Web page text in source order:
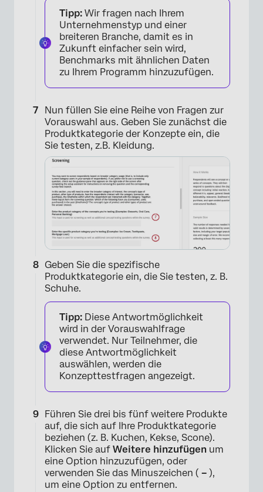
Tipp: Wir fragen nach Ihrem
Unternehmenstyp und einer
breiteren Branche, damit es in
Zukunft einfacher sein wird,
Benchmarks mit ähnlichen Daten
zu Ihrem Programm hinzuzufügen.
Nun füllen Sie eine Reihe von Fragen zur
Vorauswahl aus. Geben Sie zunächst die
Produktkategorie der Konzepte ein, die
Sie testen, z.B. Kleidung.
Geben Sie die spezifische
Produktkategorie ein, die Sie testen, z. B.
Schuhe.
Tipp: Diese Antwortmöglichkeit
wird in der Vorauswahlfrage
verwendet. Nur Teilnehmer, die
diese Antwortmöglichkeit
auswählen, werden die
Konzepttestfragen angezeigt.
Führen Sie drei bis fünf weitere Produkte
auf, die sich auf Ihre Produktkategorie
beziehen (z. B. Kuchen, Kekse, Scone).
Klicken Sie auf Weitere hinzufügen um
eine Option hinzuzufügen, oder
verwenden Sie das Minuszeichen ( – ),
um eine Option zu entfernen.